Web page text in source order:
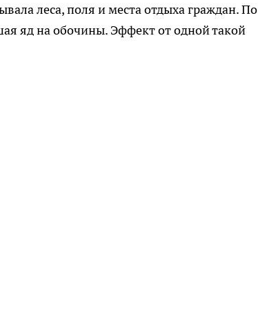
леса, поля и места отдыха граждан. По
яд на обочины. Эффект от одной такой